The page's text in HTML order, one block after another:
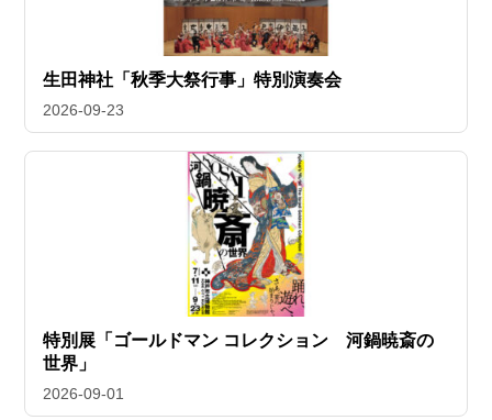
生田神社「秋季大祭行事」特別演奏会
2026-09-23
特別展「ゴールドマン コレクション 河鍋暁斎の
世界」
2026-09-01